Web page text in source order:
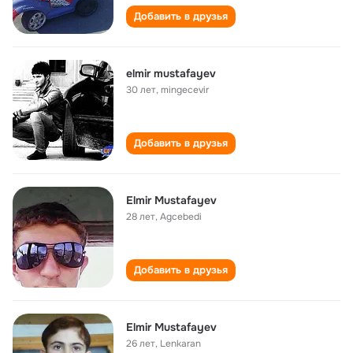
Добавить в друзья
elmir mustafayev
30 лет,mingecevir
Добавить в друзья
Elmir Mustafayev
28 лет,Agcebedi
Добавить в друзья
Elmir Mustafayev
26 лет, Lenkaran